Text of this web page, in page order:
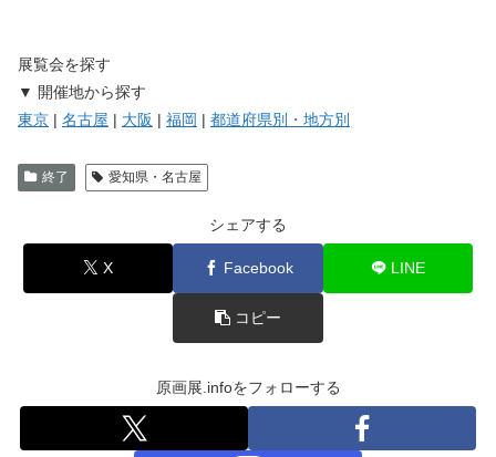
展覧会を探す
▼ 開催地から探す
東京 | 名古屋 | 大阪 | 福岡 | 都道府県別・地方別
終了 愛知県・名古屋
シェアする
X Facebook LINE
コピー
原画展.infoをフォローする